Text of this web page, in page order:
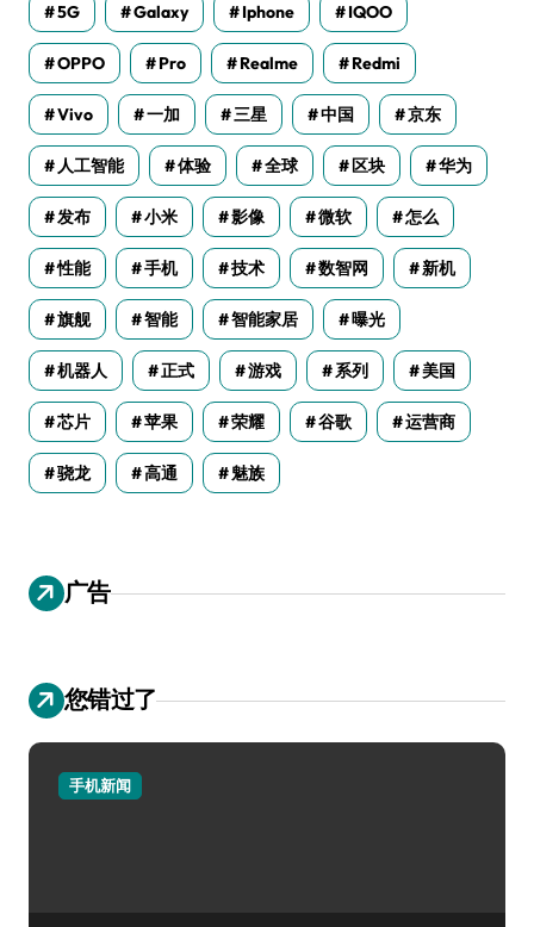
5G Galaxy Iphone IQOO
OPPO Pro Realme Redmi
Vivo 一加 三星 中国 京东
人工智能 体验 全球 区块 华为
发布 小米 影像 微软 怎么
性能 手机 技术 数智网 新机
旗舰 智能 智能家居 曝光
机器人 正式 游戏 系列 美国
芯片 苹果 荣耀 谷歌 运营商
骁龙 高通 魅族
广告
您错过了
手机新闻